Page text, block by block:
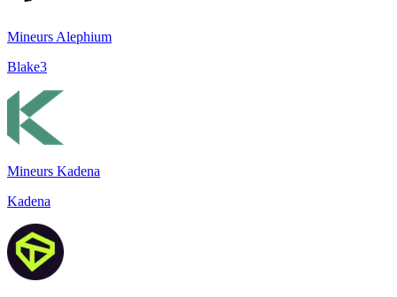
Mineurs Alephium
Blake3
Mineurs Kadena
Kadena